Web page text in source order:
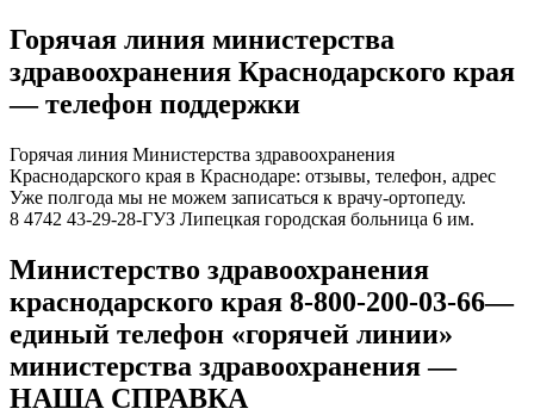
Горячая линия министерства
здравоохранения Краснодарского края
— телефон поддержки
Горячая линия Министерства здравоохранения
Краснодарского края в Краснодаре: отзывы, телефон, адрес
Уже полгода мы не можем записаться к врачу-ортопеду.
8 4742 43-29-28-ГУЗ Липецкая городская больница 6 им.
Министерство здравоохранения
краснодарского края 8-800-200-03-66—
единый телефон «горячей линии»
министерства здравоохранения —
НАША СПРАВКА